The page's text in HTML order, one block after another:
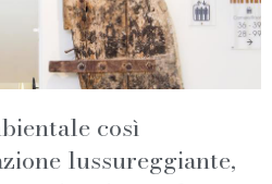
così
lussureggiante,